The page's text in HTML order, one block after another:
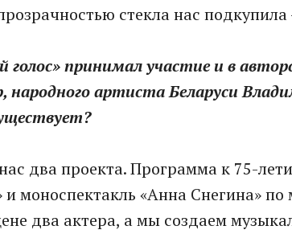
стекла нас
голос» принимал участие и в
народного артиста Беларуси
два проекта. Программа к 75-
и моноспектакль «Анна Снегина»
два актера, а мы создаем